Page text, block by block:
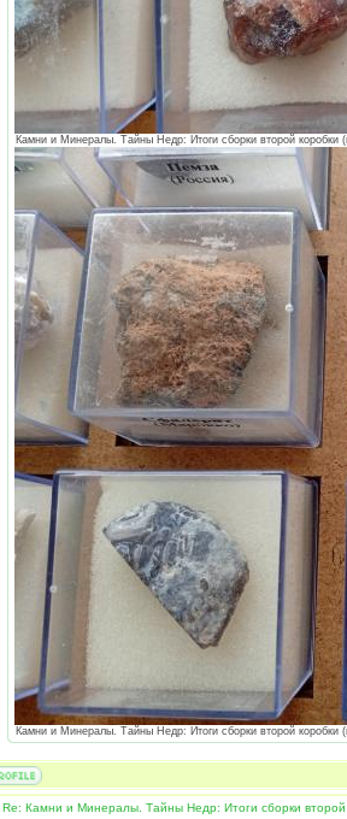
Камни и Минералы. Тайны Недр: Итоги сборки второй
Камни и Минералы. Тайны Недр: Итоги сборки второй
Re: Камни и Минералы. Тайны Недр: Итоги сборки